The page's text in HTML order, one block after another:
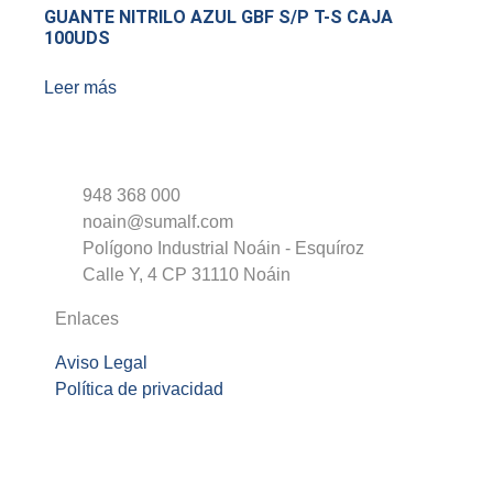
GUANTE NITRILO AZUL GBF S/P T-S CAJA
100UDS
Leer más
948 368 000
noain@sumalf.com
Polígono Industrial Noáin - Esquíroz
Calle Y, 4 CP 31110 Noáin
Enlaces
Aviso Legal
Política de privacidad